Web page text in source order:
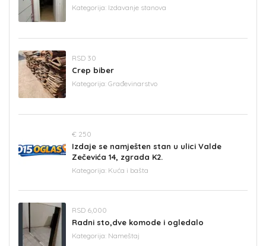
Kategorija: Izdavanje stanova
RSD 30
Crep biber
Kategorija: Građevinarstvo
€ 250
Izdaje se namješten stan u ulici Valde
Zečevića 14, zgrada K2.
Kategorija: Kuća i bašta
RSD 6,000
Radni sto,dve komode i ogledalo
Kategorija: Nameštaj